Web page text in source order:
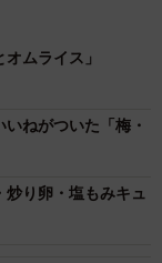
ムのスクリーンショ
間です」
。
ムライス」
いねがついた「梅・
炒り卵・塩もみキュ